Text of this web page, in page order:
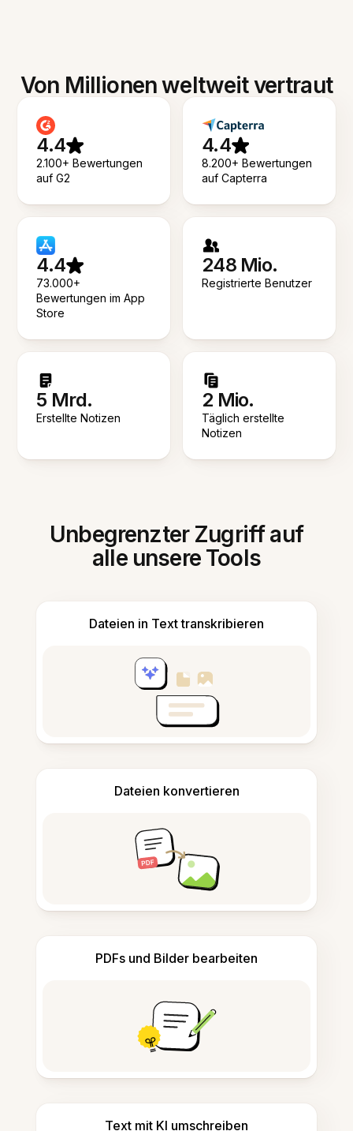
Von Millionen weltweit vertraut
4.4
2.100+ Bewertungen
auf G2
4.4
8.200+ Bewertungen
auf Capterra
4.4
73.000+
Bewertungen im App
Store
248 Mio.
Registrierte Benutzer
5 Mrd.
Erstellte Notizen
2 Mio.
Täglich erstellte
Notizen
Unbegrenzter Zugriff auf
alle unsere Tools
Dateien in Text transkribieren
Dateien konvertieren
PDFs und Bilder bearbeiten
Text mit KI umschreiben